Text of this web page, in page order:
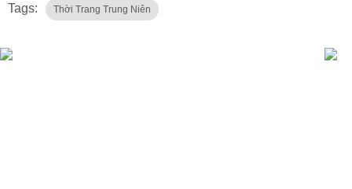
Tags: Thời Trang Trung Niên